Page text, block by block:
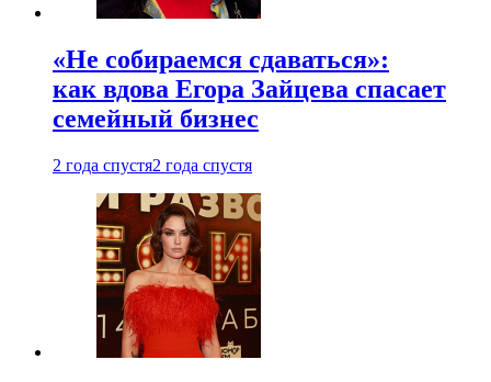
«Не собираемся сдаваться»:
как вдова Егора Зайцева спасает
семейный бизнес
2 года спустя2 года спустя